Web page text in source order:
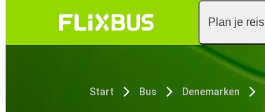
Plan je reis
Start Bus Denemarken